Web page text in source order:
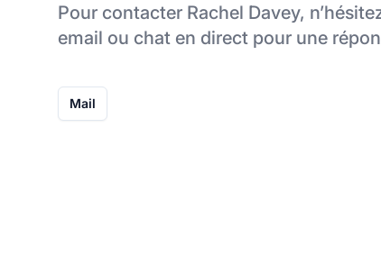
Pour contacter Rachel Davey,
email ou chat en direct pour une
Mail